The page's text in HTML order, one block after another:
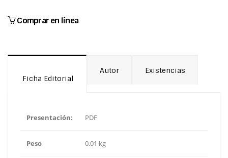
Comprar en línea
Ficha Editorial
Autor Existencias
Presentación: PDF
Peso 0.01 kg